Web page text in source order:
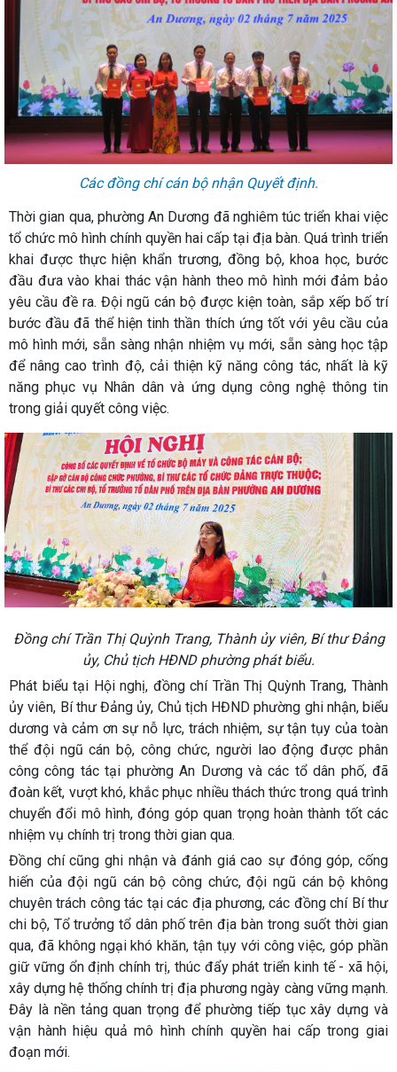
Các đồng chí cán bộ nhận Quyết định.
Thời gian qua, phường An Dương đã nghiêm túc triển khai việc
tổ chức mô hình chính quyền hai cấp tại địa bàn. Quá trình triển
khai được thực hiện khẩn trương, đồng bộ, khoa học, bước
đầu đưa vào khai thác vận hành theo mô hình mới đảm bảo
yêu cầu đề ra. Đội ngũ cán bộ được kiện toàn, sắp xếp bố trí
bước đầu đã thể hiện tinh thần thích ứng tốt với yêu cầu của
mô hình mới, sẵn sàng nhận nhiệm vụ mới, sẵn sàng học tập
để nâng cao trình độ, cải thiện kỹ năng công tác, nhất là kỹ
năng phục vụ Nhân dân và ứng dụng công nghệ thông tin
trong giải quyết công việc.
Đồng chí Trần Thị Quỳnh Trang, Thành ủy viên, Bí thư Đảng
ủy, Chủ tịch HĐND phường phát biểu.
Phát biểu tại Hội nghị, đồng chí Trần Thị Quỳnh Trang, Thành
ủy viên, Bí thư Đảng ủy, Chủ tịch HĐND phường ghi nhận, biểu
dương và cảm ơn sự nỗ lực, trách nhiệm, sự tận tụy của toàn
thể đội ngũ cán bộ, công chức, người lao động được phân
công công tác tại phường An Dương và các tổ dân phố, đã
đoàn kết, vượt khó, khắc phục nhiều thách thức trong quá trình
chuyển đổi mô hình, đóng góp quan trọng hoàn thành tốt các
nhiệm vụ chính trị trong thời gian qua.
Đồng chí cũng ghi nhận và đánh giá cao sự đóng góp, cống
hiến của đội ngũ cán bộ công chức, đội ngũ cán bộ không
chuyên trách công tác tại các địa phương, các đồng chí Bí thư
chi bộ, Tổ trưởng tổ dân phố trên địa bàn trong suốt thời gian
qua, đã không ngại khó khăn, tận tụy với công việc, góp phần
giữ vững ổn định chính trị, thúc đẩy phát triển kinh tế - xã hội,
xây dựng hệ thống chính trị địa phương ngày càng vững mạnh.
Đây là nền tảng quan trọng để phường tiếp tục xây dựng và
vận hành hiệu quả mô hình chính quyền hai cấp trong giai
đoạn mới.